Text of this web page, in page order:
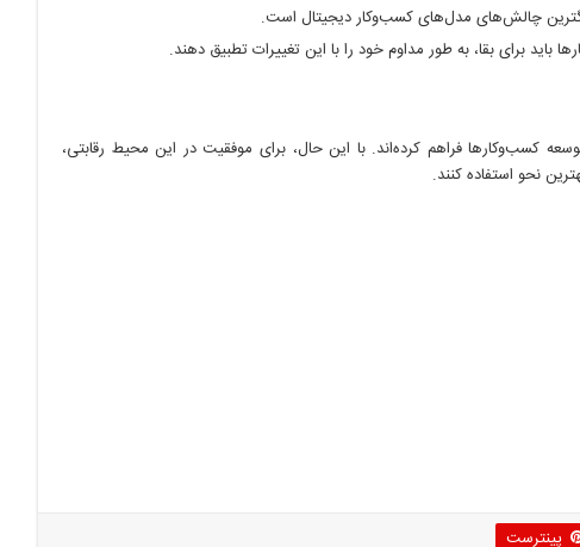
چالش‌های مدل‌های کسب‌وکار دیجیتال است.
برای بقا، به طور مداوم خود را با این تغییرات تطبیق دهند.
کسب‌وکارها فراهم کرده‌اند. با این حال، برای موفقیت در این محیط رقابتی،
نحو استفاده کنند.
پینترست